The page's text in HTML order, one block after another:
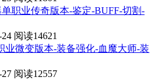
职业传奇版本-鉴定-BUFF-切割-
24 阅读14621
业微变版本-装备强化-血魔大师-装
27 阅读12557